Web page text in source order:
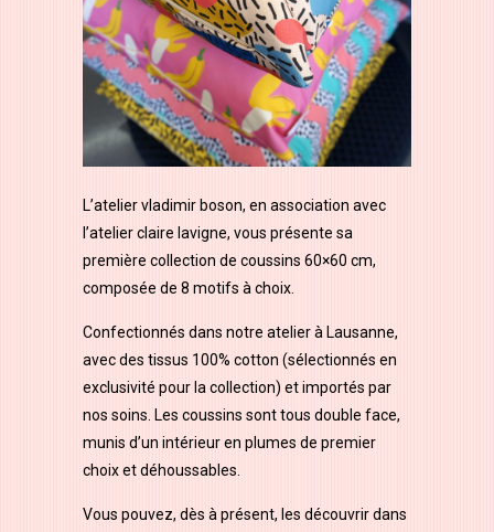
L’atelier vladimir boson, en association avec
l’atelier claire lavigne, vous présente sa
première collection de coussins 60×60 cm,
composée de 8 motifs à choix.
Confectionnés dans notre atelier à Lausanne,
avec des tissus 100% cotton (sélectionnés en
exclusivité pour la collection) et importés par
nos soins. Les coussins sont tous double face,
munis d’un intérieur en plumes de premier
choix et déhoussables.
Vous pouvez, dès à présent, les découvrir dans